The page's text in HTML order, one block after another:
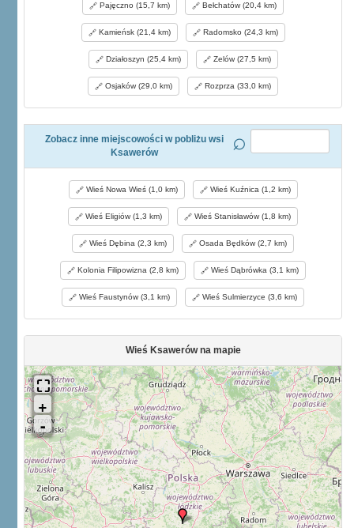
Pajęczno (15,7 km) Bełchatów (20,4 km)
Kamieńsk (21,4 km) Radomsko (24,3 km)
Działoszyn (25,4 km) Zelów (27,5 km)
Osjaków (29,0 km) Rozprza (33,0 km)
Zobacz inne miejscowości w pobliżu wsi
Ksawerów
Wieś Nowa Wieś (1,0 km) Wieś Kuźnica (1,2 km)
Wieś Eligiów (1,3 km) Wieś Stanisławów (1,8 km)
Wieś Dębina (2,3 km) Osada Będków (2,7 km)
Kolonia Filipowizna (2,8 km) Wieś Dąbrówka (3,1 km)
Wieś Faustynów (3,1 km) Wieś Sulmierzyce (3,6 km)
Wieś Ksawerów na mapie